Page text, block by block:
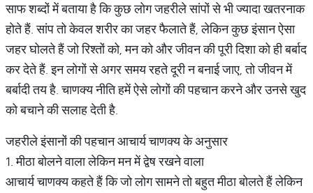
साफ शब्दों में बताया है कि कुछ लोग जहरीले सांपों से भी ज्यादा खतरनाक
होते हैं. सांप तो केवल शरीर का जहर फैलाते हैं, लेकिन कुछ इंसान ऐसा
जहर घोलते हैं जो रिश्तों को, मन को और जीवन की पूरी दिशा को ही बर्बाद
कर देते हैं. इन लोगों से अगर समय रहते दूरी न बनाई जाए, तो जीवन में
बर्बादी तय है. चाणक्य नीति हमें ऐसे लोगों की पहचान करने और उनसे खुद
को बचाने की सलाह देती है.
जहरीले इंसानों की पहचान आचार्य चाणक्य के अनुसार
1. मीठा बोलने वाला लेकिन मन में द्वेष रखने वाला
आचार्य चाणक्य कहते हैं कि जो लोग सामने तो बहुत मीठा बोलते हैं लेकिन